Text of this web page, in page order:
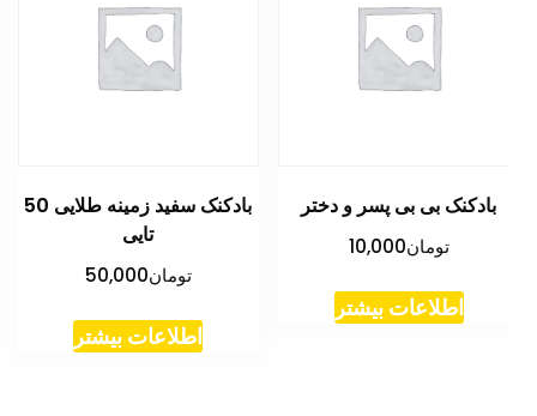
بادکنک بی بی پسر و دختر
تومان10,000
اطلاعات بیشتر
بادکنک سفید زمینه طلایی 50
تایی
تومان50,000
اطلاعات بیشتر